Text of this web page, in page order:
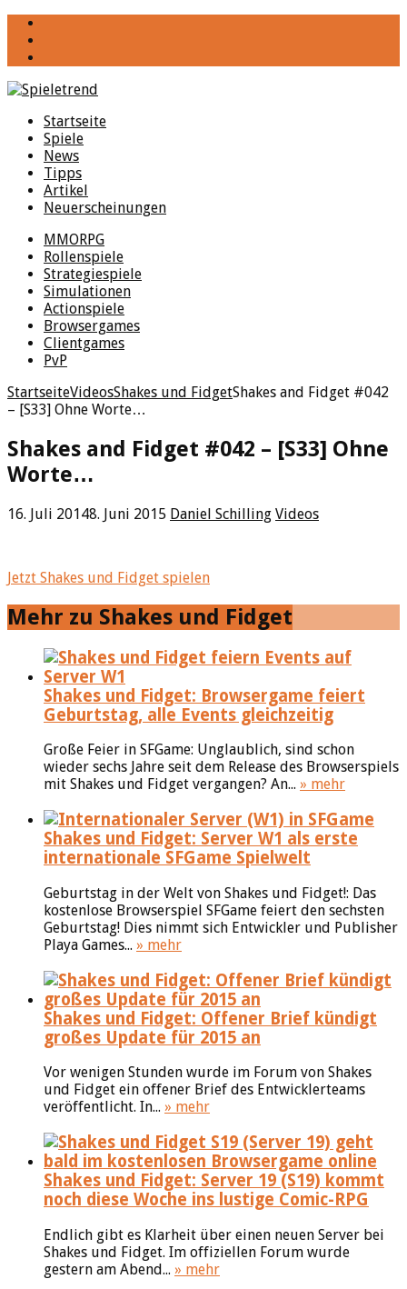
Startseite
Spiele
News
Tipps
Artikel
Neuerscheinungen
MMORPG
Rollenspiele
Strategiespiele
Simulationen
Actionspiele
Browsergames
Clientgames
PvP
StartseiteVideosShakes und FidgetShakes and Fidget #042
– [S33] Ohne Worte…
Shakes and Fidget #042 – [S33] Ohne
Worte…
16. Juli 20148. Juni 2015 Daniel Schilling Videos
Jetzt Shakes und Fidget spielen
Mehr zu Shakes und Fidget
Shakes und Fidget: Browsergame feiert
Geburtstag, alle Events gleichzeitig
Große Feier in SFGame: Unglaublich, sind schon
wieder sechs Jahre seit dem Release des Browserspiels
mit Shakes und Fidget vergangen? An... » mehr
Shakes und Fidget: Server W1 als erste
internationale SFGame Spielwelt
Geburtstag in der Welt von Shakes und Fidget!: Das
kostenlose Browserspiel SFGame feiert den sechsten
Geburtstag! Dies nimmt sich Entwickler und Publisher
Playa Games... » mehr
Shakes und Fidget: Offener Brief kündigt
großes Update für 2015 an
Vor wenigen Stunden wurde im Forum von Shakes
und Fidget ein offener Brief des Entwicklerteams
veröffentlicht. In... » mehr
Shakes und Fidget: Server 19 (S19) kommt
noch diese Woche ins lustige Comic-RPG
Endlich gibt es Klarheit über einen neuen Server bei
Shakes und Fidget. Im offiziellen Forum wurde
gestern am Abend... » mehr